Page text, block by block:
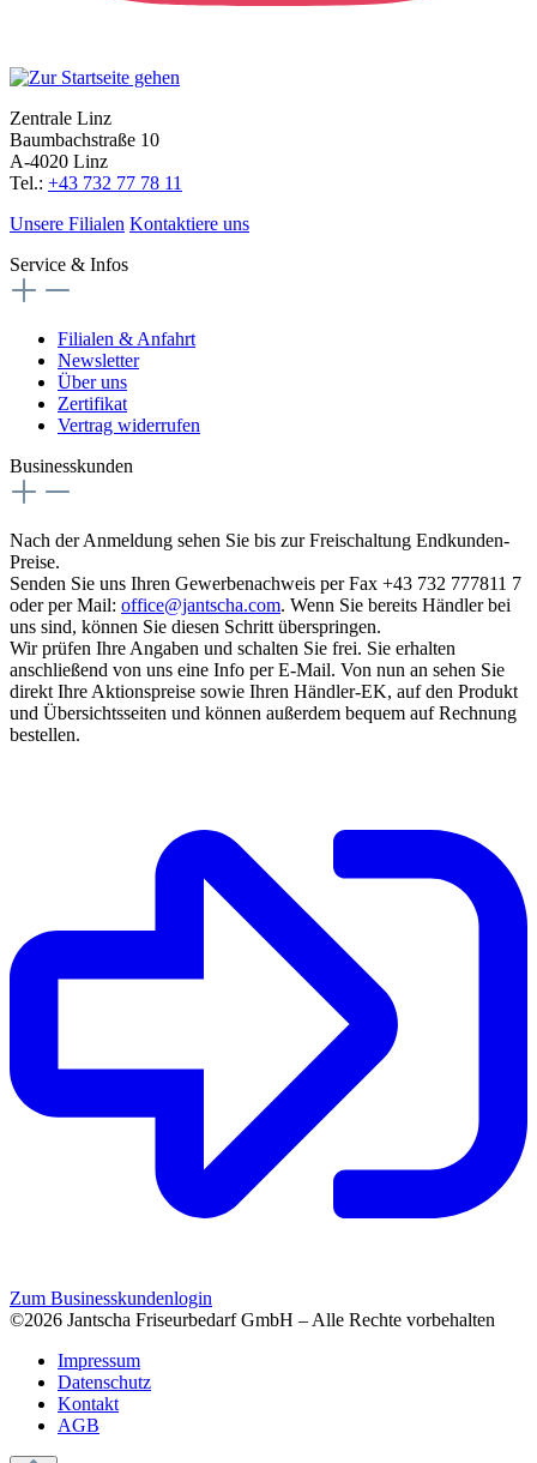
Zentrale Linz
Baumbachstraße 10
A-4020 Linz
Tel.: +43 732 77 78 11
Unsere Filialen Kontaktiere uns
Service & Infos
Filialen & Anfahrt
Newsletter
Über uns
Zertifikat
Vertrag widerrufen
Businesskunden
Nach der Anmeldung sehen Sie bis zur Freischaltung Endkunden-
Preise.
Senden Sie uns Ihren Gewerbenachweis per Fax +43 732 777811 7
oder per Mail: office@jantscha.com. Wenn Sie bereits Händler bei
uns sind, können Sie diesen Schritt überspringen.
Wir prüfen Ihre Angaben und schalten Sie frei. Sie erhalten
anschließend von uns eine Info per E-Mail. Von nun an sehen Sie
direkt Ihre Aktionspreise sowie Ihren Händler-EK, auf den Produkt
und Übersichtsseiten und können außerdem bequem auf Rechnung
bestellen.
Zum Businesskundenlogin
©2026 Jantscha Friseurbedarf GmbH – Alle Rechte vorbehalten
Impressum
Datenschutz
Kontakt
AGB